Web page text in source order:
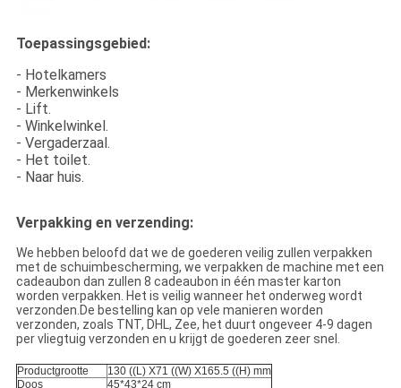
Toepassingsgebied:
- Hotelkamers
- Merkenwinkels
- Lift.
- Winkelwinkel.
- Vergaderzaal.
- Het toilet.
- Naar huis.
Verpakking en verzending:
We hebben beloofd dat we de goederen veilig zullen verpakken
met de schuimbescherming, we verpakken de machine met een
cadeaubon dan zullen 8 cadeaubon in één master karton
worden verpakken. Het is veilig wanneer het onderweg wordt
verzonden.De bestelling kan op vele manieren worden
verzonden, zoals TNT, DHL, Zee, het duurt ongeveer 4-9 dagen
per vliegtuig verzonden en u krijgt de goederen zeer snel.
Productgrootte
130 ((L) X71 ((W) X165.5 ((H) mm
Doos
45*43*24 cm